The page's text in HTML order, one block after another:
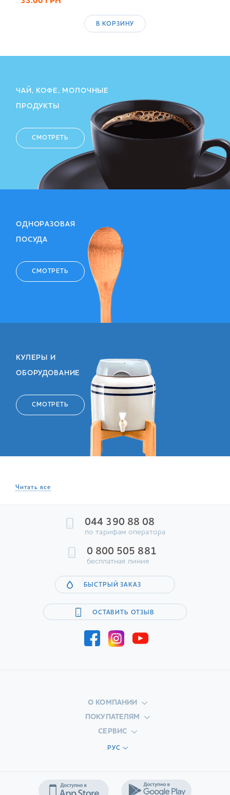
В КОРЗИНУ
ЧАЙ, КОФЕ, МОЛОЧНЫЕ
ПРОДУКТЫ
СМОТРЕТЬ
ОДНОРАЗОВАЯ
ПОСУДА
СМОТРЕТЬ
КУЛЕРЫ И
ОБОРУДОВАНИЕ
СМОТРЕТЬ
Читать все
044 390 88 08
по тарифам оператора
0 800 505 881
бесплатная линия
БЫСТРЫЙ ЗАКАЗ
ОСТАВИТЬ ОТЗЫВ
О КОМПАНИИ
ПОКУПАТЕЛЯМ
СЕРВИС
РУС